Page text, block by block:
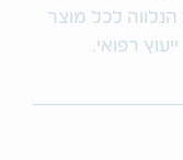
לכל מוצר
רפואי.